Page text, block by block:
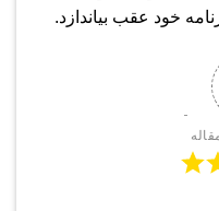
خود عقب بیاندازد.